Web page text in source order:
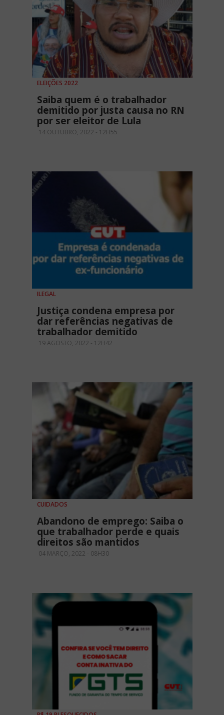
ELEIÇÕES 2022
Saiba quem é o trabalhador
demitido por justa causa no RN
por ser eleitor de Lula
14 OUTUBRO, 2022 - 12H55
ILEGAL
Justiça condena empresa por
dar referências negativas de
trabalhador demitido
19 AGOSTO, 2022 - 12H42
CUIDADOS
Abandono de emprego: Saiba o
que trabalhador perde e quais
direitos são mantidos
04 MARÇO, 2022 - 08H30